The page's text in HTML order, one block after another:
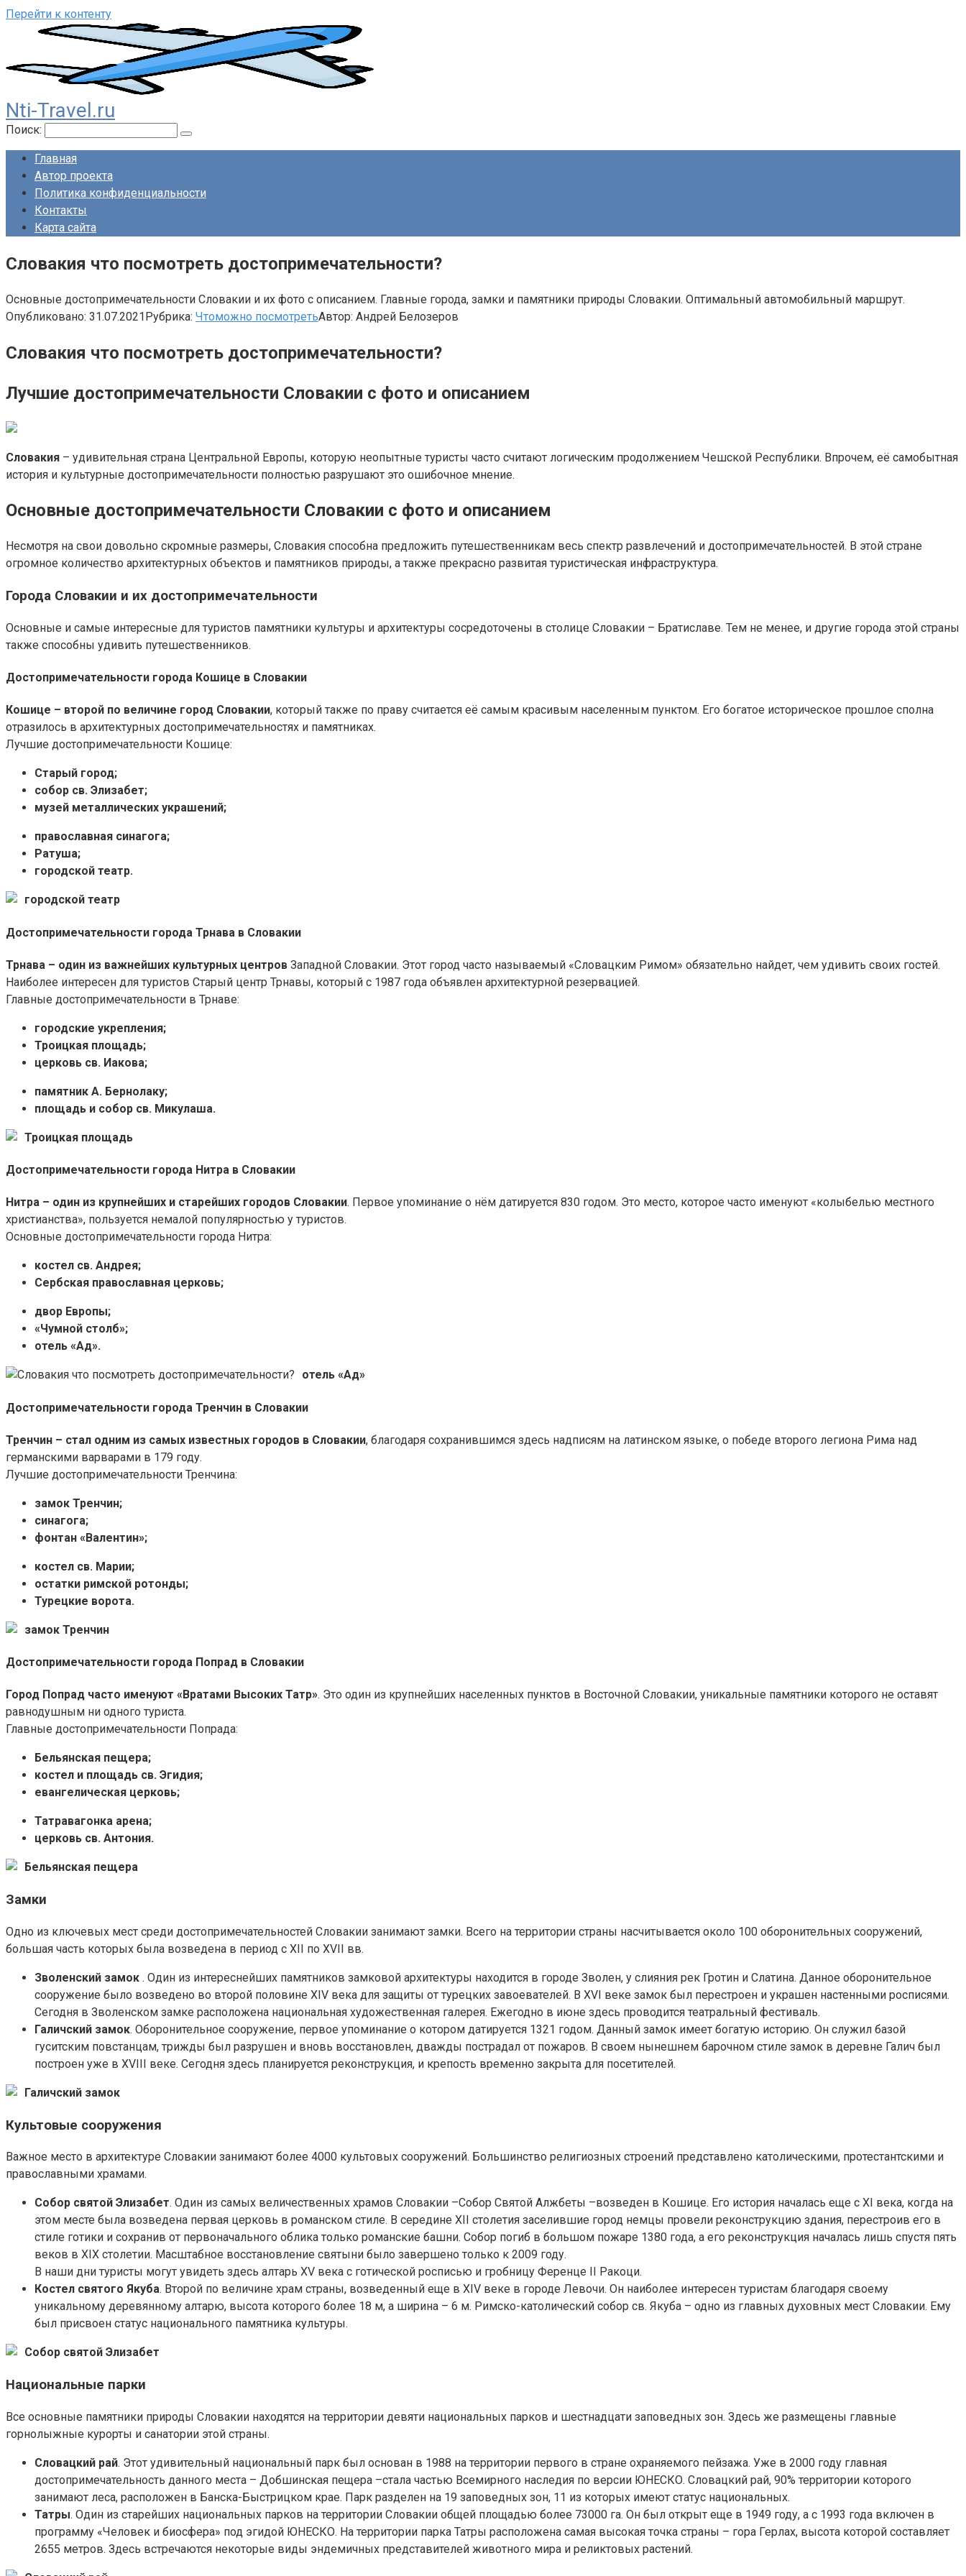
Перейти к контенту
Nti-Travel.ru
Поиск:
Главная
Автор проекта
Политика конфиденциальности
Контакты
Карта сайта
Словакия что посмотреть достопримечательности?
Основные достопримечательности Словакии и их фото с описанием. Главные города, замки и памятники природы Словакии. Оптимальный автомобильный маршрут.
Опубликовано: 31.07.2021Рубрика: Чтоможно посмотретьАвтор: Андрей Белозеров
Словакия что посмотреть достопримечательности?
Лучшие достопримечательности Словакии с фото и описанием
Словакия – удивительная страна Центральной Европы, которую неопытные туристы часто считают логическим продолжением Чешской Республики. Впрочем, её самобытная
история и культурные достопримечательности полностью разрушают это ошибочное мнение.
Основные достопримечательности Словакии с фото и описанием
Несмотря на свои довольно скромные размеры, Словакия способна предложить путешественникам весь спектр развлечений и достопримечательностей. В этой стране
огромное количество архитектурных объектов и памятников природы, а также прекрасно развитая туристическая инфраструктура.
Города Словакии и их достопримечательности
Основные и самые интересные для туристов памятники культуры и архитектуры сосредоточены в столице Словакии – Братиславе. Тем не менее, и другие города этой страны
также способны удивить путешественников.
Достопримечательности города Кошице в Словакии
Кошице – второй по величине город Словакии, который также по праву считается её самым красивым населенным пунктом. Его богатое историческое прошлое сполна
отразилось в архитектурных достопримечательностях и памятниках.
Лучшие достопримечательности Кошице:
Старый город;
собор св. Элизабет;
музей металлических украшений;
православная синагога;
Ратуша;
городской театр.
городской театр
Достопримечательности города Трнава в Словакии
Трнава – один из важнейших культурных центров Западной Словакии. Этот город часто называемый «Словацким Римом» обязательно найдет, чем удивить своих гостей.
Наиболее интересен для туристов Старый центр Трнавы, который с 1987 года объявлен архитектурной резервацией.
Главные достопримечательности в Трнаве:
городские укрепления;
Троицкая площадь;
церковь св. Иакова;
памятник А. Бернолаку;
площадь и собор св. Микулаша.
Троицкая площадь
Достопримечательности города Нитра в Словакии
Нитра – один из крупнейших и старейших городов Словакии. Первое упоминание о нём датируется 830 годом. Это место, которое часто именуют «колыбелью местного
христианства», пользуется немалой популярностью у туристов.
Основные достопримечательности города Нитра:
костел св. Андрея;
Сербская православная церковь;
двор Европы;
«Чумной столб»;
отель «Ад».
отель «Ад»
Достопримечательности города Тренчин в Словакии
Тренчин – стал одним из самых известных городов в Словакии, благодаря сохранившимся здесь надписям на латинском языке, о победе второго легиона Рима над
германскими варварами в 179 году.
Лучшие достопримечательности Тренчина:
замок Тренчин;
синагога;
фонтан «Валентин»;
костел св. Марии;
остатки римской ротонды;
Турецкие ворота.
замок Тренчин
Достопримечательности города Попрад в Словакии
Город Попрад часто именуют «Вратами Высоких Татр». Это один из крупнейших населенных пунктов в Восточной Словакии, уникальные памятники которого не оставят
равнодушным ни одного туриста.
Главные достопримечательности Попрада:
Бельянская пещера;
костел и площадь св. Эгидия;
евангелическая церковь;
Татравагонка арена;
церковь св. Антония.
Бельянская пещера
Замки
Одно из ключевых мест среди достопримечательностей Словакии занимают замки. Всего на территории страны насчитывается около 100 оборонительных сооружений,
большая часть которых была возведена в период с XII по XVII вв.
Зволенский замок . Один из интереснейших памятников замковой архитектуры находится в городе Зволен, у слияния рек Гротин и Слатина. Данное оборонительное
сооружение было возведено во второй половине XIV века для защиты от турецких завоевателей. В XVI веке замок был перестроен и украшен настенными росписями.
Сегодня в Зволенском замке расположена национальная художественная галерея. Ежегодно в июне здесь проводится театральный фестиваль.
Галичский замок. Оборонительное сооружение, первое упоминание о котором датируется 1321 годом. Данный замок имеет богатую историю. Он служил базой
гуситским повстанцам, трижды был разрушен и вновь восстановлен, дважды пострадал от пожаров. В своем нынешнем барочном стиле замок в деревне Галич был
построен уже в XVIII веке. Сегодня здесь планируется реконструкция, и крепость временно закрыта для посетителей.
Галичский замок
Культовые сооружения
Важное место в архитектуре Словакии занимают более 4000 культовых сооружений. Большинство религиозных строений представлено католическими, протестантскими и
православными храмами.
Собор святой Элизабет. Один из самых величественных храмов Словакии –Собор Святой Алжбеты –возведен в Кошице. Его история началась еще с XI века, когда на
этом месте была возведена первая церковь в романском стиле. В середине XII столетия заселившие город немцы провели реконструкцию здания, перестроив его в
стиле готики и сохранив от первоначального облика только романские башни. Собор погиб в большом пожаре 1380 года, а его реконструкция началась лишь спустя пять
веков в XIX столетии. Масштабное восстановление святыни было завершено только к 2009 году.
В наши дни туристы могут увидеть здесь алтарь XV века с готической росписью и гробницу Ференце II Ракоци.
Костел святого Якуба. Второй по величине храм страны, возведенный еще в XIV веке в городе Левочи. Он наиболее интересен туристам благодаря своему
уникальному деревянному алтарю, высота которого более 18 м, а ширина – 6 м. Римско-католический собор св. Якуба – одно из главных духовных мест Словакии. Ему
был присвоен статус национального памятника культуры.
Собор святой Элизабет
Национальные парки
Все основные памятники природы Словакии находятся на территории девяти национальных парков и шестнадцати заповедных зон. Здесь же размещены главные
горнолыжные курорты и санатории этой страны.
Словацкий рай. Этот удивительный национальный парк был основан в 1988 на территории первого в стране охраняемого пейзажа. Уже в 2000 году главная
достопримечательность данного места – Добшинская пещера –стала частью Всемирного наследия по версии ЮНЕСКО. Словацкий рай, 90% территории которого
занимают леса, расположен в Банска-Быстрицком крае. Парк разделен на 19 заповедных зон, 11 из которых имеют статус национальных.
Татры. Один из старейших национальных парков на территории Словакии общей площадью более 73000 га. Он был открыт еще в 1949 году, а с 1993 года включен в
программу «Человек и биосфера» под эгидой ЮНЕСКО. На территории парка Татры расположена самая высокая точка страны – гора Герлах, высота которой составляет
2655 метров. Здесь встречаются некоторые виды эндемичных представителей животного мира и реликтовых растений.